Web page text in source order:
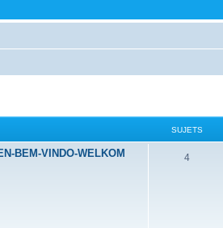
SUJETS
BEM-VINDO-WELKOM 4